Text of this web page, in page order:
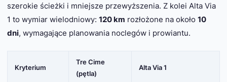
szerokie ścieżki i mniejsze przewyższenia. Z kolei Alta Via
1 to wymiar wielodniowy: 120 km rozłożone na około 10
dni, wymagające planowania noclegów i prowiantu.
Kryterium
Tre Cime
(pętla)
Alta Via 1